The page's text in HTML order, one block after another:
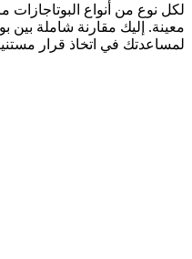
لكل نوع من أنواع البوتاجازات
معينة. إليك مقارنة شاملة بين
لمساعدتك في اتخاذ قرار